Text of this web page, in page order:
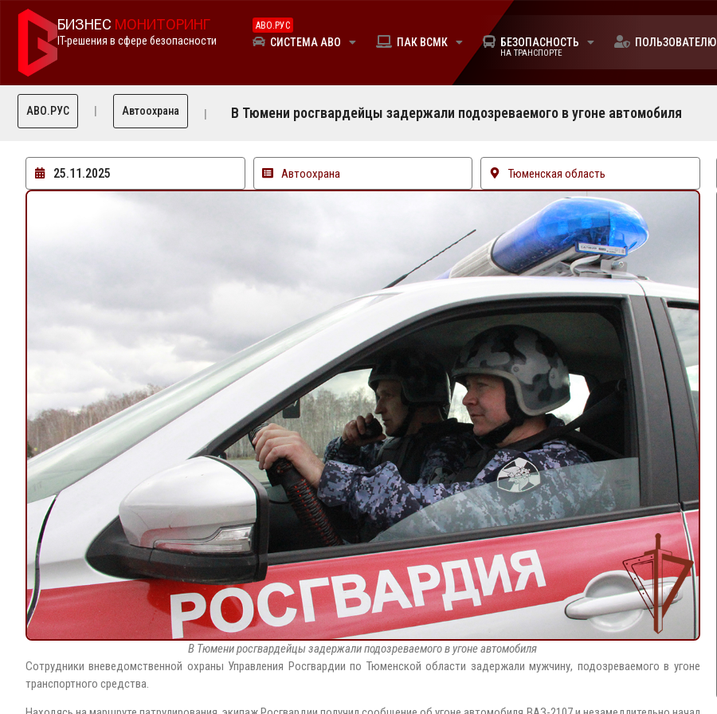
БИЗНЕС МОНИТОРИНГ
IT-решения в сфере безопасности СИСТЕМА АВО
АВО.РУС
ПАК ВСМК БЕЗОПАСНОСТЬ
НА ТРАНСПОРТЕ
ПОЛЬЗОВАТЕЛЮ
АВО.РУС Автоохрана В Тюмени росгвардейцы задержали подозреваемого в угоне автомобиля
25.11.2025 Автоохрана Тюменская область
В Тюмени росгвардейцы задержали подозреваемого в угоне автомобиля
Сотрудники вневедомственной охраны Управления Росгвардии по Тюменской области задержали мужчину, подозреваемого в угоне
транспортного средства.